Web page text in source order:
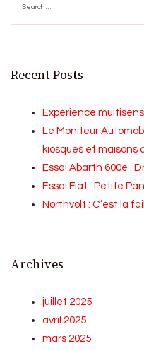
for:
Recent Posts
Expérience
Le Moniteur
kiosques et maisons
Essai Abarth 600e :
Essai Fiat : Petite
Northvolt : C’est la
Archives
juillet 2025
avril 2025
mars 2025